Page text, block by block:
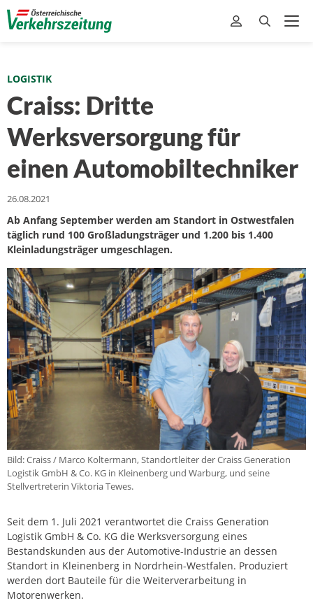
LOGISTIK
Craiss: Dritte
Werksversorgung für
einen Automobiltechniker
26.08.2021
Ab Anfang September werden am Standort in Ostwestfalen
täglich rund 100 Großladungsträger und 1.200 bis 1.400
Kleinladungsträger umgeschlagen.
Bild: Craiss / Marco Koltermann, Standortleiter der Craiss Generation
Logistik GmbH & Co. KG in Kleinenberg und Warburg, und seine
Stellvertreterin Viktoria Tewes.
Seit dem 1. Juli 2021 verantwortet die Craiss Generation
Logistik GmbH & Co. KG die Werksversorgung eines
Bestandskunden aus der Automotive-Industrie an dessen
Standort in Kleinenberg in Nordrhein-Westfalen. Produziert
werden dort Bauteile für die Weiterverarbeitung in
Motorenwerken.